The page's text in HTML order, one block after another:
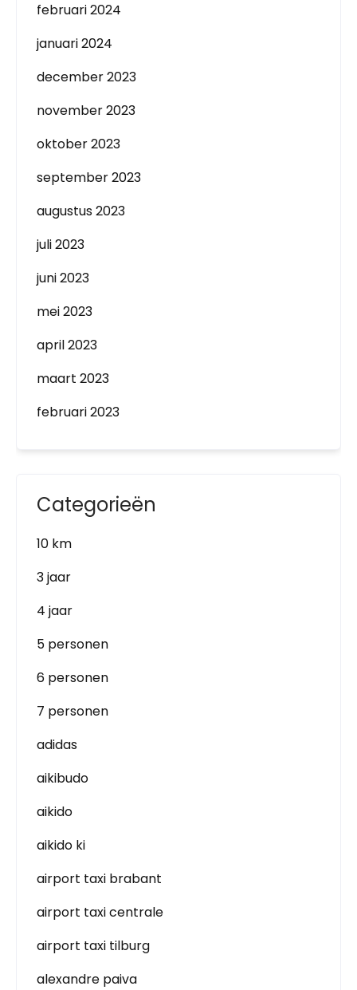
februari 2024
januari 2024
december 2023
november 2023
oktober 2023
september 2023
augustus 2023
juli 2023
juni 2023
mei 2023
april 2023
maart 2023
februari 2023
Categorieën
10 km
3 jaar
4 jaar
5 personen
6 personen
7 personen
adidas
aikibudo
aikido
aikido ki
airport taxi brabant
airport taxi centrale
airport taxi tilburg
alexandre paiva